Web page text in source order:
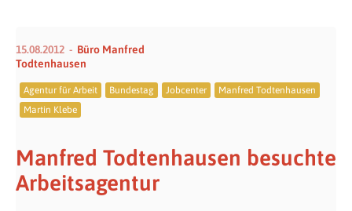
15.08.2012
Büro Manfred
Todtenhausen
Agentur für Arbeit Bundestag Jobcenter
Manfred Todtenhausen
Martin Klebe
Manfred Todtenhausen besuchte
Arbeitsagentur